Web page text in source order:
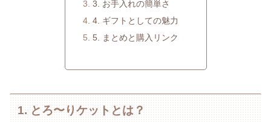
3. お手入れの簡単さ
4. ギフトとしての魅力
5. まとめと購入リンク
1. とろ〜りケットとは？